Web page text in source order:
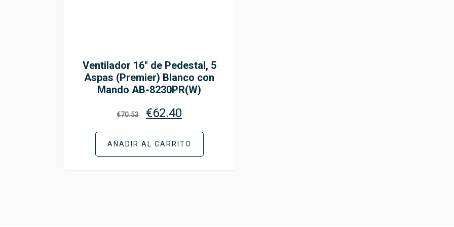
Ventilador 16″ de Pedestal, 5
Aspas (Premier) Blanco con
Mando AB-8230PR(W)
€70.53 €62.40
AÑADIR AL CARRITO